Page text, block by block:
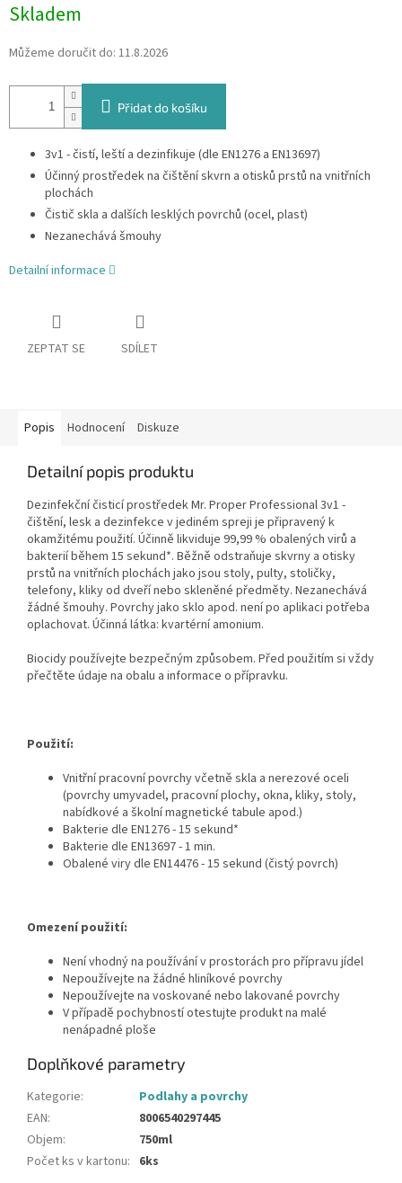
cena:
Skladem
Můžeme doručit do: 11.8.2026
Přidat do košíku
3v1 - čistí, leští a dezinfikuje (dle EN1276 a EN13697)
Účinný prostředek na čištění skvrn a otisků prstů na vnitřních
plochách
Čistič skla a dalších lesklých povrchů (ocel, plast)
Nezanechává šmouhy
Detailní informace
ZEPTAT SE SDÍLET
Popis Hodnocení Diskuze
Detailní popis produktu
Dezinfekční čisticí prostředek Mr. Proper Professional 3v1 -
čištění, lesk a dezinfekce v jediném spreji je připravený k
okamžitému použití. Účinně likviduje 99,99 % obalených virů a
bakterií během 15 sekund*. Běžně odstraňuje skvrny a otisky
prstů na vnitřních plochách jako jsou stoly, pulty, stoličky,
telefony, kliky od dveří nebo skleněné předměty. Nezanechává
žádné šmouhy. Povrchy jako sklo apod. není po aplikaci potřeba
oplachovat. Účinná látka: kvartérní amonium.
Biocidy používejte bezpečným způsobem. Před použitím si vždy
přečtěte údaje na obalu a informace o přípravku.
Použití:
Vnitřní pracovní povrchy včetně skla a nerezové oceli
(povrchy umyvadel, pracovní plochy, okna, kliky, stoly,
nabídkové a školní magnetické tabule apod.)
Bakterie dle EN1276 - 15 sekund*
Bakterie dle EN13697 - 1 min.
Obalené viry dle EN14476 - 15 sekund (čistý povrch)
Omezení použití:
Není vhodný na používání v prostorách pro přípravu jídel
Nepoužívejte na žádné hliníkové povrchy
Nepoužívejte na voskované nebo lakované povrchy
V případě pochybností otestujte produkt na malé
nenápadné ploše
Doplňkové parametry
Kategorie:
Podlahy a povrchy
EAN:
8006540297445
Objem:
750ml
Počet ks v kartonu: 6ks